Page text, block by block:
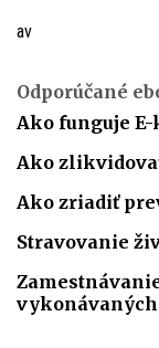
av
Odporúčané
Ako funguje E-
Ako
Ako zriadiť
Stravovanie